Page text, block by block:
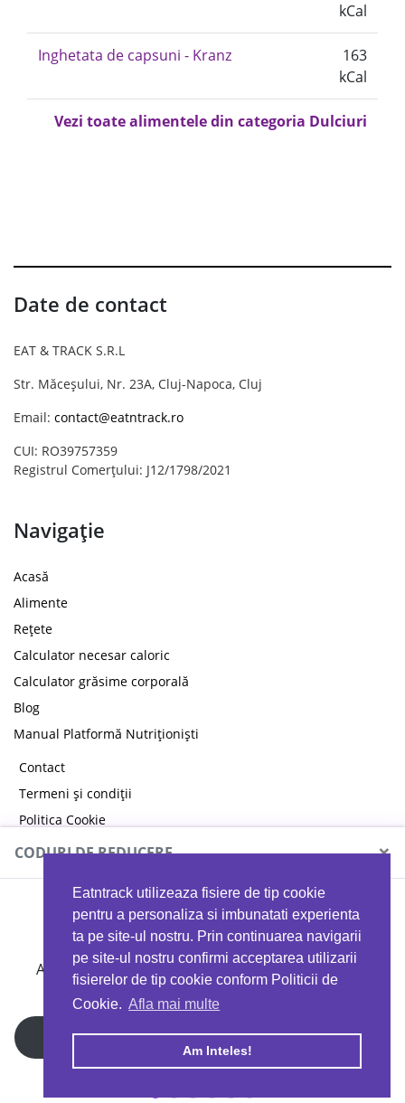
Eatntrack utilizeaza fisiere de tip cookie
pentru a personaliza si imbunatati experienta
ta pe site-ul nostru. Prin continuarea navigarii
pe site-ul nostru confirmi acceptarea utilizarii
fisierelor de tip cookie conform Politicii de
Cookie. Afla mai multe
Am Inteles!
kCal
Inghetata de capsuni - Kranz
163
kCal
Vezi toate alimentele din categoria Dulciuri
Date de contact
EAT & TRACK S.R.L
Str. Măceșului, Nr. 23A, Cluj-Napoca, Cluj
Email: contact@eatntrack.ro
CUI: RO39757359
Registrul Comerțului: J12/1798/2021
Navigație
Acasă
Alimente
Rețete
Calculator necesar caloric
Calculator grăsime corporală
Blog
Manual Platformă Nutriționiști
Contact
Termeni și condiții
Politica Cookie
Politica de confidențialitate
Copyright © 2026 EAT & TRACK S.R.L
CODURI DE REDUCERE ×
MYPROTEIN
Ai 40%reducere la orice comandă folosind codul
EATTRACK
Profită acum